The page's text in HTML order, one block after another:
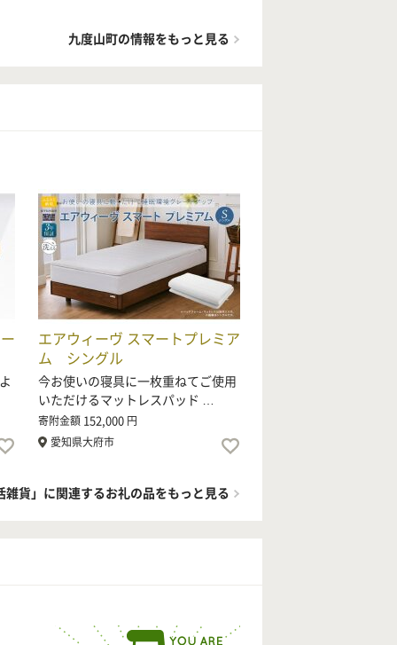
九度山町の情報をもっと見る
エアウィーヴ スマートプレミア
ム シングル
今お使いの寝具に一枚重ねてご使用
いただけるマットレスパッド …
寄附金額 152,000 円
愛知県大府市
雑貨」に関連するお礼の品をもっと見る